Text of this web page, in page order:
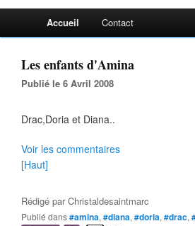
Accueil Contact
Les enfants d'Amina
Publié le 6 Avril 2008
Drac,Doria et Diana..
Voir les commentaires
[Haut]
Rédigé parChristaldesaintmarc
Publié dans#amina, #diana, #doria, #drac,